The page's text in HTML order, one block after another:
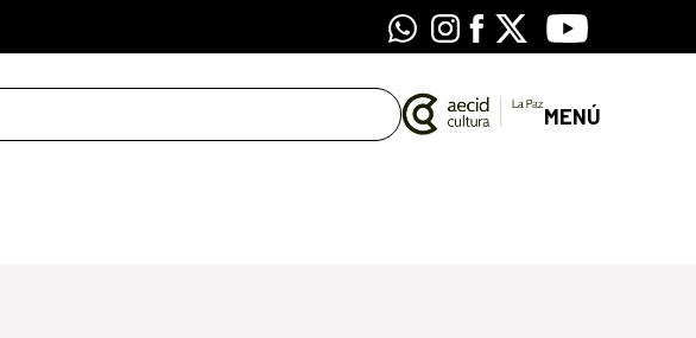
WhatsappInstagram
Facebook
X Youtube
MENÚ